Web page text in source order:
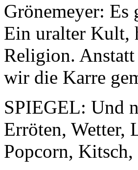
Grönemeyer: Es
Ein uralter Kult,
Religion. Anstatt
wir die Karre
SPIEGEL: Und
Erröten, Wetter,
Popcorn, Kitsch,